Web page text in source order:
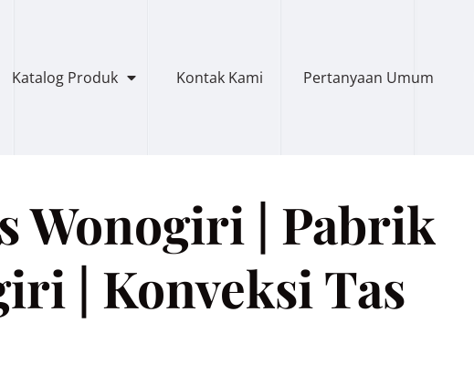
Katalog Produk Kontak Kami Pertanyaan Umum
Wonogiri | Pabrik
| Konveksi Tas